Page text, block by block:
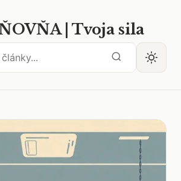
| Tvoja sila